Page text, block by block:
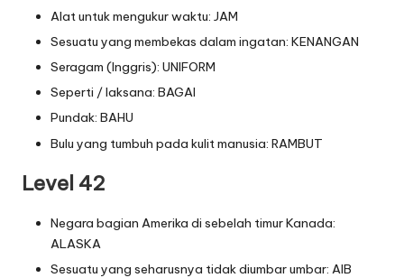
Alat untuk mengukur waktu: JAM
Sesuatu yang membekas dalam ingatan: KENANGAN
Seragam (Inggris): UNIFORM
Seperti / laksana: BAGAI
Pundak: BAHU
Bulu yang tumbuh pada kulit manusia: RAMBUT
Level 42
Negara bagian Amerika di sebelah timur Kanada:
ALASKA
Sesuatu yang seharusnya tidak diumbar umbar: AIB